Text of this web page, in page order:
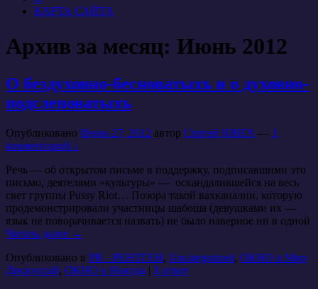
КАРТА САЙТА
Архив за месяц: Июнь 2012
О бездуховно-бесноватыхъ и о духовно-
подслеповатыхъ
Опубликовано Июнь 27, 2012 автор Сергей ЮНГА — 1
комментарий ↓
Речь — об открытом письме в поддержку, подписавшими это
письмо, деятелями «культуры» — оскандалившейся на весь
свет группы Pussy Riot… Позора такой вахканалии, которую
продемонстрировали участницы шабоша (девушками их —
язык не поворачивается назвать) не было наверное ни в одной
Читать далее →
Опубликовано в PR - РЕНТГЕН, Uncategorized, ОКНО в Мир
Дискуссий, ОКНО в Никуда | 1 ответ